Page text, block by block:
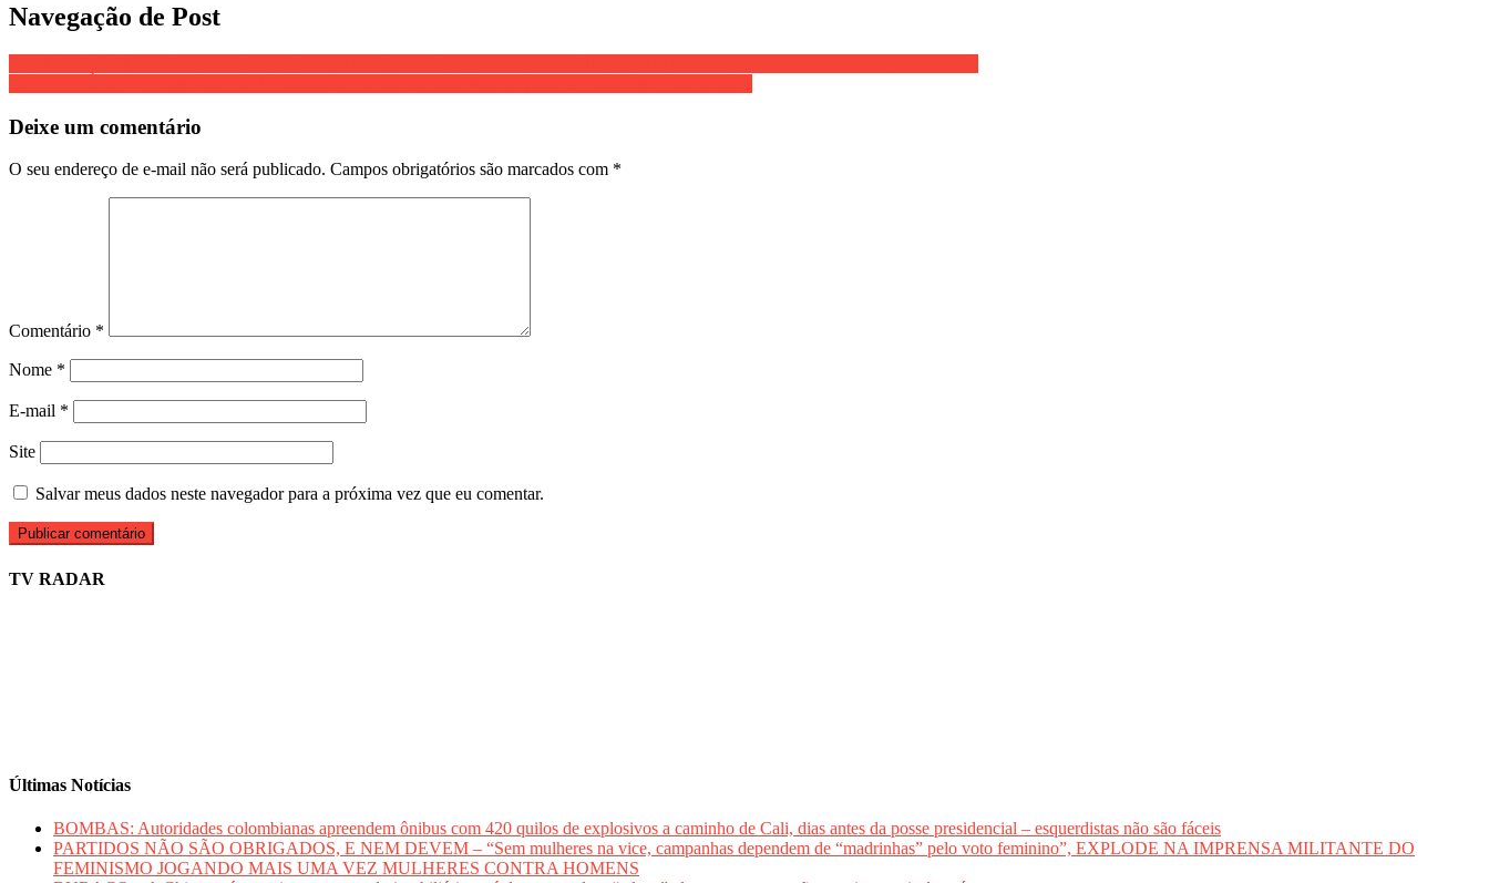
Navegação de Post
Deixe um comentário
O seu endereço de e-mail não será publicado. Campos obrigatórios são marcados com *
Comentário *
Nome *
E-mail *
Site
Salvar meus dados neste navegador para a próxima vez que eu comentar.
TV RADAR
Últimas Notícias
BOMBAS: Autoridades colombianas apreendem ônibus com 420 quilos de explosivos a caminho de Cali, dias antes da posse presidencial – esquerdistas não são fáceis
PARTIDOS NÃO SÃO OBRIGADOS, E NEM DEVEM – “Sem mulheres na vice, campanhas dependem de “madrinhas” pelo voto feminino”, EXPLODE NA IMPRENSA MILITANTE DO
FEMINISMO JOGANDO MAIS UMA VEZ MULHERES CONTRA HOMENS